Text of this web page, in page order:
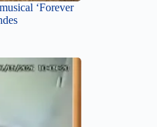
‘Forever